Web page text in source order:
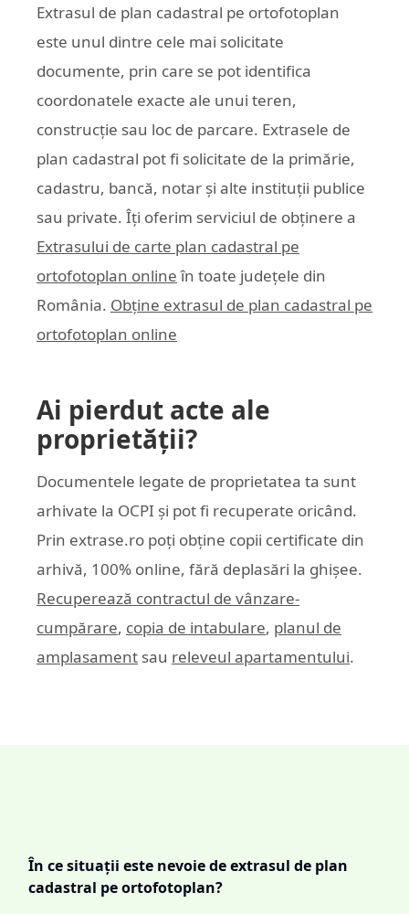
Extrasul de plan cadastral pe ortofotoplan
este unul dintre cele mai solicitate
documente, prin care se pot identifica
coordonatele exacte ale unui teren,
construcție sau loc de parcare. Extrasele de
plan cadastral pot fi solicitate de la primărie,
cadastru, bancă, notar și alte instituții publice
sau private. Îți oferim serviciul de obținere a
Extrasului de carte plan cadastral pe
ortofotoplan online în toate județele din
România. Obține extrasul de plan cadastral pe
ortofotoplan online
Ai pierdut acte ale
proprietății?
Documentele legate de proprietatea ta sunt
arhivate la OCPI și pot fi recuperate oricând.
Prin extrase.ro poți obține copii certificate din
arhivă, 100% online, fără deplasări la ghișee.
Recuperează contractul de vânzare-
cumpărare, copia de intabulare, planul de
amplasament sau releveul apartamentului.
În ce situații este nevoie de extrasul de plan
cadastral pe ortofotoplan?